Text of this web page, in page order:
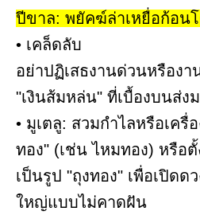
ปีขาล: พยัคฆ์ล่าเหยื่อก้อน
• เคล็ดลับ
อย่าปฏิเสธงานด่วนหรือง
"เงินส้มหล่น" ที่เบื้องบนส่ง
• มูเตลู: สวมกำไลหรือเค
ทอง" (เช่น ไหมทอง) หรือ
เป็นรูป "ถุงทอง" เพื่อเปิด
ใหญ่แบบไม่คาดฝัน